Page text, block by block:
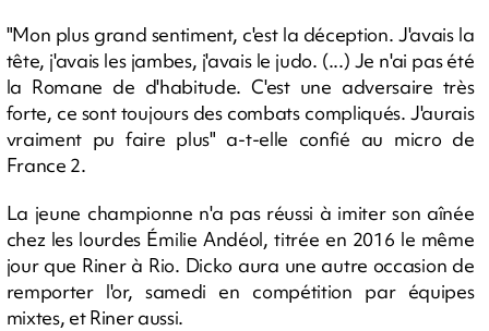
"Mon plus grand sentiment, c'est la déception. J'avais la
tête, j'avais les jambes, j'avais le judo. (...) Je n'ai pas été
la Romane de d'habitude. C'est une adversaire très
forte, ce sont toujours des combats compliqués. J'aurais
vraiment pu faire plus" a-t-elle confié au micro de
France 2.
La jeune championne n'a pas réussi à imiter son aînée
chez les lourdes Émilie Andéol, titrée en 2016 le même
jour que Riner à Rio. Dicko aura une autre occasion de
remporter l'or, samedi en compétition par équipes
mixtes, et Riner aussi.